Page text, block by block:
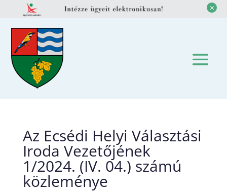
M
Az Ecsédi Helyi Választási
Iroda Vezetőjének
1/2024. (IV. 04.) számú
közleménye